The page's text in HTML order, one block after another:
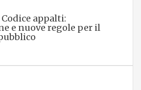
appalti:
e nuove regole per il